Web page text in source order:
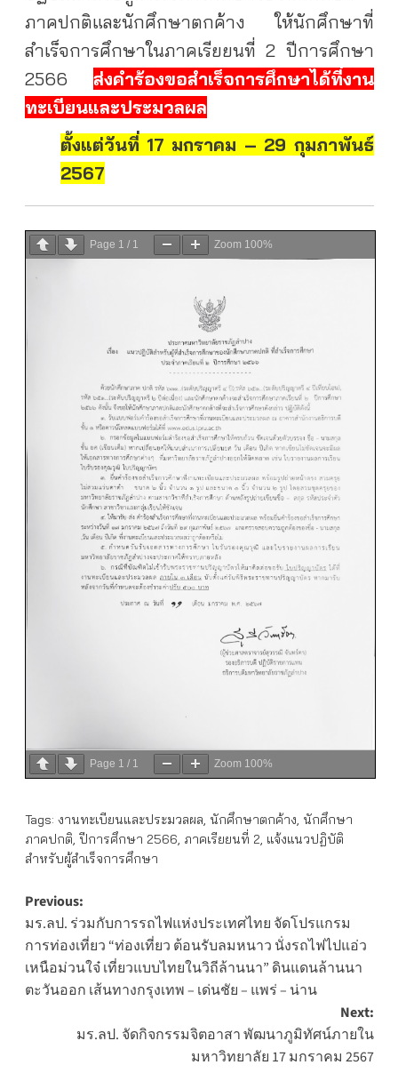
ภาคปกติและนักศึกษาตกค้าง ให้นักศึกษาที่
สำเร็จการศึกษาในภาคเรียยนที่ 2 ปีการศึกษา
2566 ส่งคำร้องขอสำเร็จการศึกษาได้ที่งาน
ทะเบียนและประมวลผล
ตั้งแต่วันที่ 17 มกราคม – 29 กุมภาพันธ์
2567
Page 1 / 1 Zoom 100%
Page 1 / 1 Zoom 100%
Tags: งานทะเบียนและประมวลผล นักศึกษาตกค้าง นักศึกษา
ภาคปกติ ปีการศึกษา 2566 ภาคเรียยนที่ 2 แจ้งแนวปฏิบัติ
สำหรับผู้สำเร็จการศึกษา
Post
navigation
Previous:
มร.ลป. ร่วมกับการรถไฟแห่งประเทศไทย จัดโปรแกรม
การท่องเที่ยว “ท่องเที่ยว ต้อนรับลมหนาว นั่งรถไฟไปแอ่ว
เหนือม่วนใจ๋ เที่ยวแบบไทยในวิถีล้านนา” ดินแดนล้านนา
ตะวันออก เส้นทางกรุงเทพ – เด่นชัย – แพร่ – น่าน
Next:
มร.ลป. จัดกิจกรรมจิตอาสา พัฒนาภูมิทัศน์ภายใน
มหาวิทยาลัย 17 มกราคม 2567